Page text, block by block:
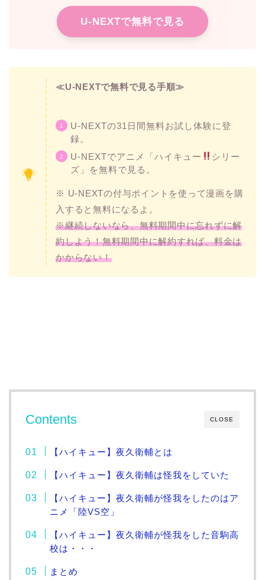
U-NEXTで無料で見る
≪U-NEXTで無料で見る手順≫
U-NEXTの31日間無料お試し体験に登
録。
U-NEXTでアニメ「ハイキュー
シリー
ズ」を無料で見る。
※ U-NEXTの付与ポイントを使って漫画を購
入すると無料になるよ。
※継続しないなら、無料期間中に忘れずに解
約しよう！無料期間中に解約すれば、料金は
かからない！
CLOSE
Contents
【ハイキュー】夜久衛輔とは
【ハイキュー】夜久衛輔は怪我をしていた
【ハイキュー】夜久衛輔が怪我をしたのはア
ニメ「陸VS空」
【ハイキュー】夜久衛輔が怪我をした音駒高
校は・・・
まとめ